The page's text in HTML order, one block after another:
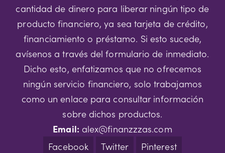
cantidad de dinero para liberar ningún tipo de
producto financiero, ya sea tarjeta de crédito,
financiamiento o préstamo. Si esto sucede,
avísenos a través del formulario de inmediato.
Dicho esto, enfatizamos que no ofrecemos
ningún servicio financiero, solo trabajamos
como un enlace para consultar información
sobre dichos productos.
Email: alex@finanzzzas.com
Facebook
Twitter Pinterest